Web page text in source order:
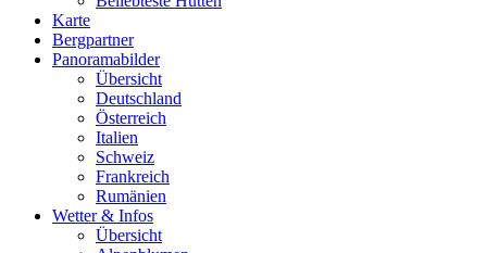
Karte
Bergpartner
Panoramabilder
Übersicht
Deutschland
Österreich
Italien
Schweiz
Frankreich
Rumänien
Wetter & Infos
Übersicht